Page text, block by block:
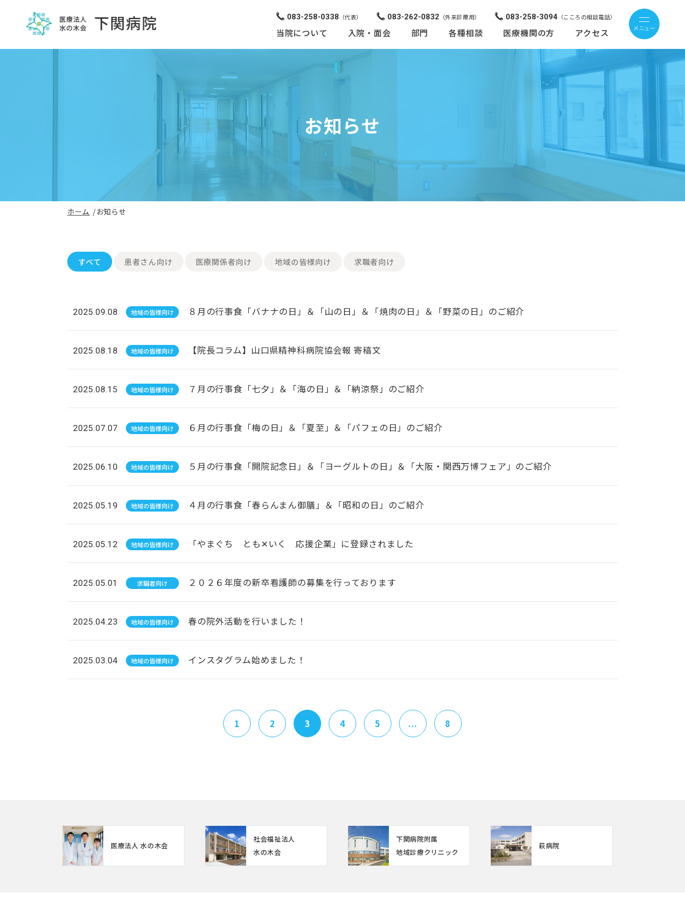
083-258-0338 （代表） 083-262-0832 （外来診療用） 083-258-3094（こころの相談電話）
当院について 入院・面会 部門 各種相談 医療機関の方 アクセス
お知らせ
ホーム お知らせ
すべて 患者さん向け 医療関係者向け 地域の皆様向け 求職者向け
2025.09.08 地域の皆様向け ８月の行事食「バナナの日」＆「山の日」＆「焼肉の日」＆「野菜の日」のご紹介
2025.08.18 地域の皆様向け 【院長コラム】山口県精神科病院協会報 寄稿文
2025.08.15 地域の皆様向け ７月の行事食「七夕」＆「海の日」＆「納涼祭」のご紹介
2025.07.07 地域の皆様向け ６月の行事食「梅の日」＆「夏至」＆「パフェの日」のご紹介
2025.06.10 地域の皆様向け ５月の行事食「開院記念日」＆「ヨーグルトの日」＆「大阪・関西万博フェア」のご紹介
2025.05.19 地域の皆様向け ４月の行事食「春らんまん御膳」＆「昭和の日」のご紹介
2025.05.12 地域の皆様向け 「やまぐち とも✕いく 応援企業」に登録されました
2025.05.01 求職者向け ２０２６年度の新卒看護師の募集を行っております
2025.04.23 地域の皆様向け 春の院外活動を行いました！
2025.03.04 地域の皆様向け インスタグラム始めました！
1 2 3 4 5 ... 8
医療法人 水の木会
社会福祉法人
水の木会
下関病院附属
地域診療クリニック
萩病院